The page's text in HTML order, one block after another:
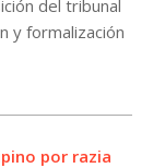
del tribunal
y formalización
por razia